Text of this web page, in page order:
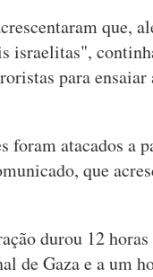
que,
israelitas",
para
foram atacados a
que
durou 12 horas
de Gaza e a um